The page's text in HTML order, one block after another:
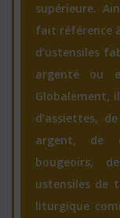
supérieure.
fait référence
d’ustensiles
argenté ou
Globalement,
d’assiettes,
argent, de
bougeoirs,
ustensiles de
liturgique